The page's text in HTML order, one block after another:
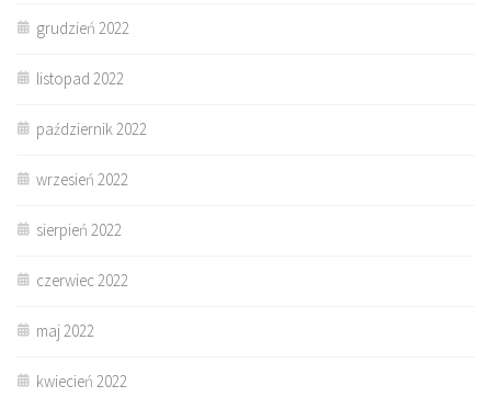
grudzień 2022
listopad 2022
październik 2022
wrzesień 2022
sierpień 2022
czerwiec 2022
maj 2022
kwiecień 2022